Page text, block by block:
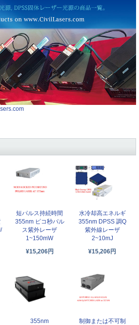
短パルス持続時間
355nm ピコ秒パル
ス紫外レーザ
1~150mW
¥15,206円
水冷却高エネルギ
355nm DPSS 調Q
紫外線レーザ
2~10mJ
¥15,206円
355nm
制御または不可制